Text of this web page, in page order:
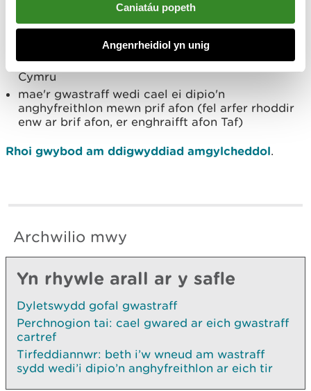
Caniatáu popeth
Angenrheidiol yn unig
Rhowch wybod i ni os:
ydych chi'n credu bod y digwyddiad wedi
digwydd ar dir a reolir gan Cyfoeth Naturiol
Cymru
mae'r gwastraff wedi cael ei dipio'n
anghyfreithlon mewn prif afon (fel arfer rhoddir
enw ar brif afon, er enghraifft afon Taf)
Rhoi gwybod am ddigwyddiad amgylcheddol.
Archwilio mwy
Yn rhywle arall ar y safle
Dyletswydd gofal gwastraff
Perchnogion tai: cael gwared ar eich gwastraff
cartref
Tirfeddiannwr: beth i’w wneud am wastraff
sydd wedi’i dipio’n anghyfreithlon ar eich tir